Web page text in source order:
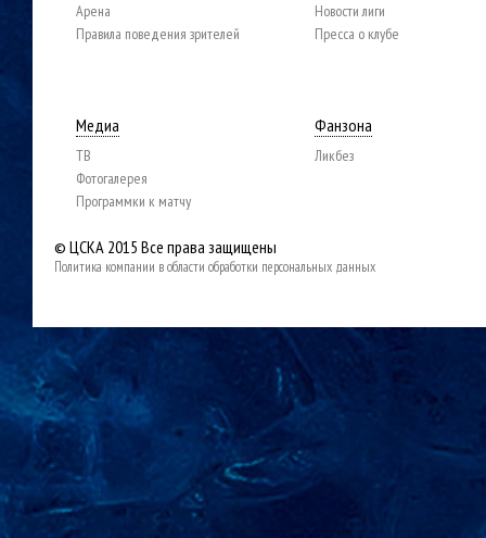
Арена
Правила поведения зрителей
Новости лиги
Пресса о клубе
Медиа
ТВ
Фотогалерея
Программки к матчу
Фанзона
Ликбез
© ЦСКА 2015 Все права защищены
Политика компании в области обработки персональных данных